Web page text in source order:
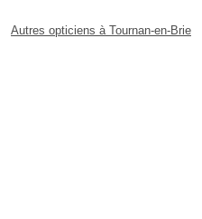
Autres opticiens à Tournan-en-Brie